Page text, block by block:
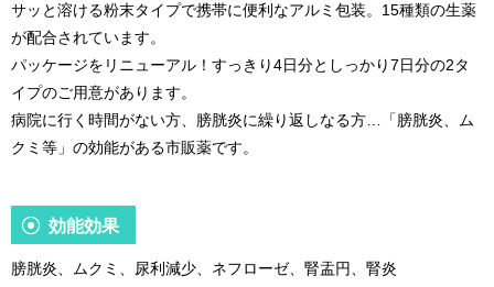
サッと溶ける粉末タイプで携帯に便利なアルミ包装。15種類の生薬
が配合されています。
パッケージをリニューアル！すっきり4日分としっかり7日分の2タ
イプのご用意があります。
病院に行く時間がない方、膀胱炎に繰り返しなる方…「膀胱炎、ム
クミ等」の効能がある市販薬です。
効能効果
膀胱炎、ムクミ、尿利減少、ネフローゼ、腎盂円、腎炎